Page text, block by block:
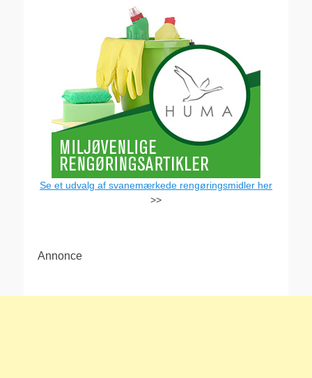
Se et udvalg af svanemærkede rengøringsmidler her
>>
Annonce